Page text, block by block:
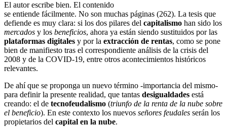
El autor escribe bien. El contenido
se entiende fácilmente. No son muchas páginas (262). La tesis que
defiende es muy clara: si los dos pilares del capitalismo han sido los
mercados y los beneficios, ahora ya están siendo sustituidos por las
plataformas digitales y por la extracción de rentas, como se pone
bien de manifiesto tras el correspondiente análisis de la crisis del
2008 y de la COVID-19, entre otros acontecimientos históricos
relevantes.
De ahí que se proponga un nuevo término -importancia del mismo-
para definir la presente realidad, que tantas desigualdades está
creando: el de tecnofeudalismo (triunfo de la renta de la nube sobre
el beneficio). En este contexto los nuevos señores feudales serán los
propietarios del capital en la nube.